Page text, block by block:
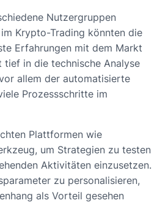
Nutzergruppen
Krypto-Trading könnten die
Erfahrungen mit dem Markt
tief in die technische Analyse
allem der automatisierte
Prozessschritte im
Plattformen wie
um Strategien zu testen
Aktivitäten einzusetzen.
zu personalisieren,
als Vorteil gesehen